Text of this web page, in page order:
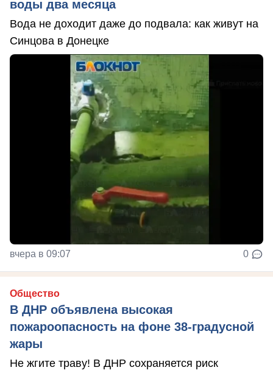
воды два месяца
Вода не доходит даже до подвала: как живут на
Синцова в Донецке
вчера в 09:07 0
Общество
В ДНР объявлена высокая
пожароопасность на фоне 38-градусной
жары
Не жгите траву! В ДНР сохраняется риск